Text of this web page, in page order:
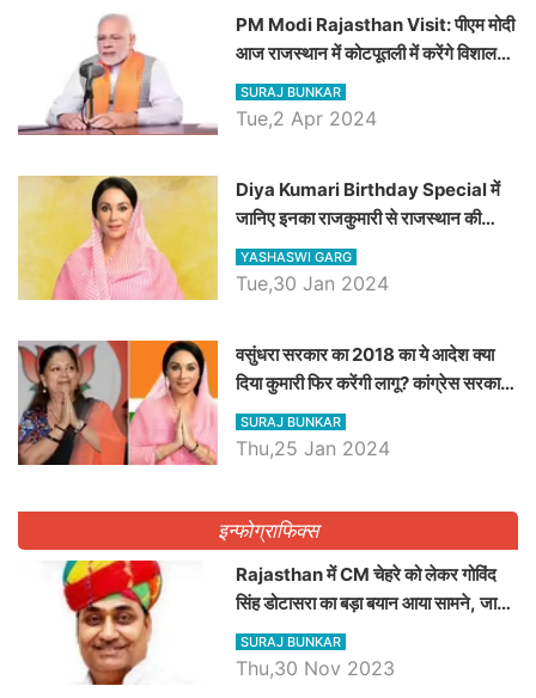
PM Modi Rajasthan Visit: पीएम मोदी
आज राजस्थान में कोटपूतली में करेंगे विशाल
रैली, एक सभा से 8 सीटों पर साधेगें निशाना
SURAJ BUNKAR
Tue,2 Apr 2024
Diya Kumari Birthday Special में
जानिए इनका राजकुमारी से राजस्थान की
डिप्टी सीएम बनने तक का सफर, एक क्लिक में
जाने पूरा जीवन परिचय
YASHASWI GARG
Tue,30 Jan 2024
वसुंधरा सरकार का 2018 का ये आदेश क्या
दिया कुमारी फिर करेंगी लागू? कांग्रेस सरकार
ने किया था निरस्त
SURAJ BUNKAR
Thu,25 Jan 2024
इन्फोग्राफिक्स
Rajasthan में CM चेहरे को लेकर गोविंद
सिंह डोटासरा का बड़ा बयान आया सामने, जानें
विचार
SURAJ BUNKAR
Thu,30 Nov 2023